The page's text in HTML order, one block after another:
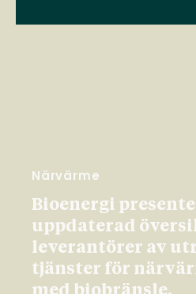
Närvärme
Bioenergi
uppdaterad
leverantörer av
tjänster för